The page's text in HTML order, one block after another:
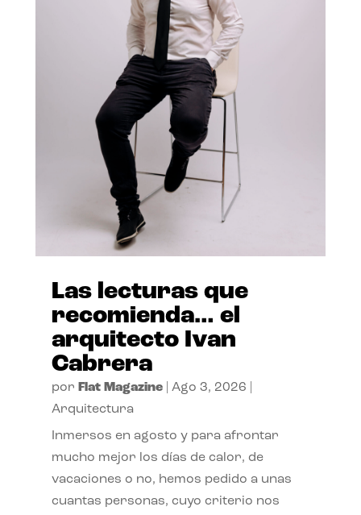
Las lecturas que
recomienda… el
arquitecto Ivan
Cabrera
por Flat Magazine| Ago 3, 2026
Arquitectura
Inmersos en agosto y para afrontar
mucho mejor los días de calor, de
vacaciones o no, hemos pedido a unas
cuantas personas, cuyo criterio nos